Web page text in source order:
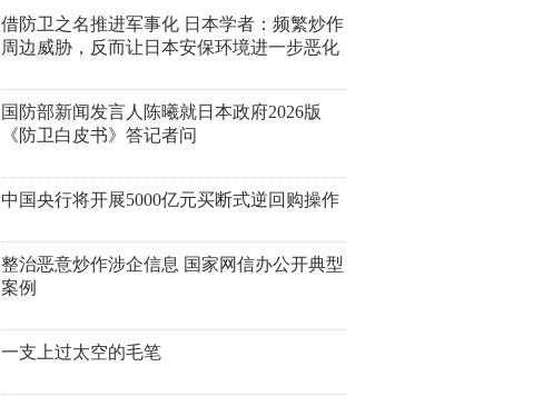
借防卫之名推进军事化 日本学者：频繁炒作
周边威胁，反而让日本安保环境进一步恶化
国防部新闻发言人陈曦就日本政府2026版
《防卫白皮书》答记者问
中国央行将开展5000亿元买断式逆回购操作
整治恶意炒作涉企信息 国家网信办公开典型
案例
一支上过太空的毛笔